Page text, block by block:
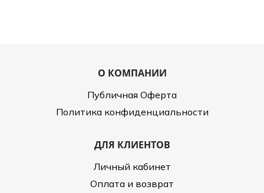
О КОМПАНИИ
Публичная Оферта
Политика конфиденциальности
ДЛЯ КЛИЕНТОВ
Личный кабинет
Оплата и возврат